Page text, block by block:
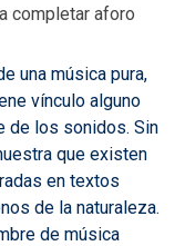
completar aforo
una música pura,
vínculo alguno
de los sonidos. Sin
que existen
en textos
de la naturaleza.
de música